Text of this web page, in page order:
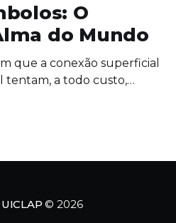
O
do Mundo
que a conexão superficial
tentam, a todo custo,
de extrema urgência
para
© 2026